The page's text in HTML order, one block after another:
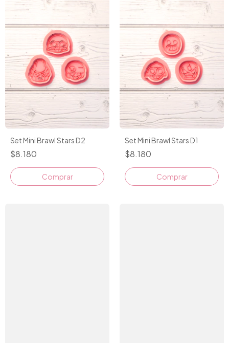
Set Mini Brawl Stars D2
$8.180
Set Mini Brawl Stars D1
$8.180